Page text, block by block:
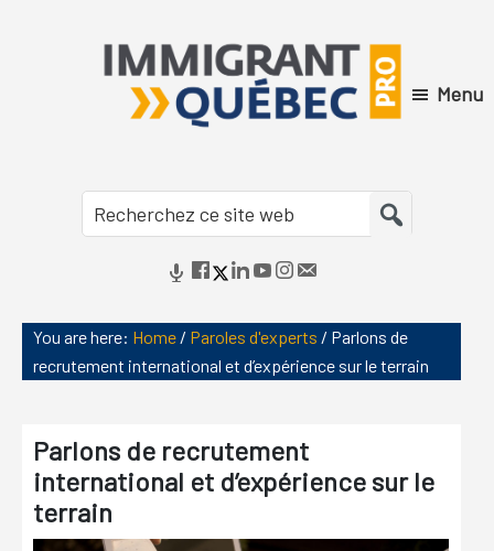
Québec
ProRecherchez
ce
Menu
You are here: Home / Paroles d'experts / Parlons de
recrutement international et d’expérience sur le terrain
Parlons de recrutement
international et d’expérience sur le
terrain